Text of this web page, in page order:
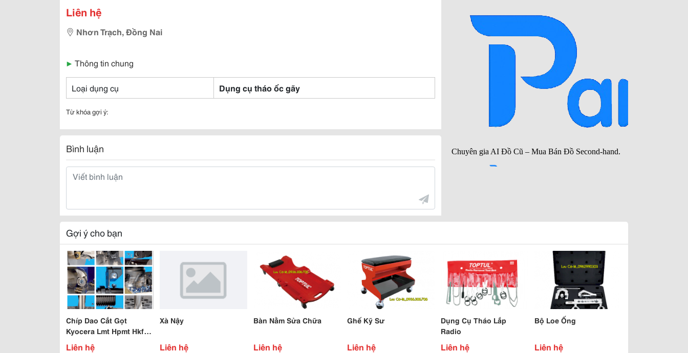
Liên hệ
Nhơn Trạch, Đồng Nai
▶ Thông tin chung
Loại dụng cụ Dụng cụ tháo ốc gãy
Từ khóa gợi ý:
Bình luận
Gợi ý cho bạn
Chíp Dao Cắt Gọt
Kyocera Lmt Hpmt Hkf
Lưỡi Cưa Vòng Lenox
Liên hệ
Xà Nậy
Liên hệ
Bàn Nằm Sửa Chữa
Liên hệ
Ghế Kỹ Sư
Liên hệ
Dụng Cụ Tháo Lắp
Radio
Liên hệ
Bộ Loe Ống
Liên hệ